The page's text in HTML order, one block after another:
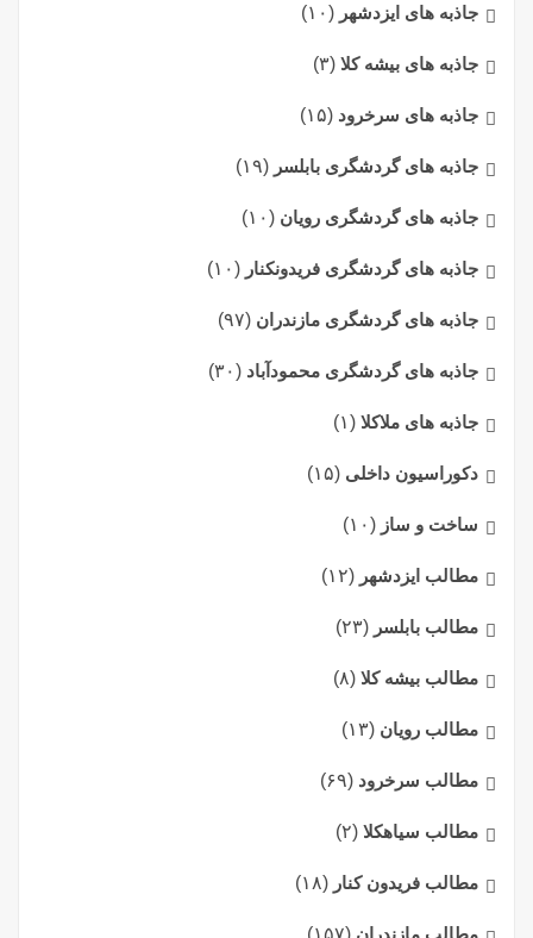
جاذبه های ایزدشهر (۱۰)
جاذبه های بیشه کلا (۳)
جاذبه های سرخرود (۱۵)
جاذبه های گردشگری بابلسر (۱۹)
جاذبه های گردشگری رویان (۱۰)
جاذبه های گردشگری فریدونکنار (۱۰)
جاذبه های گردشگری مازندران (۹۷)
جاذبه های گردشگری محمودآباد (۳۰)
جاذبه های ملاکلا (۱)
دکوراسیون داخلی (۱۵)
ساخت و ساز (۱۰)
مطالب ایزدشهر (۱۲)
مطالب بابلسر (۲۳)
مطالب بیشه کلا (۸)
مطالب رویان (۱۳)
مطالب سرخرود (۶۹)
مطالب سیاهکلا (۲)
مطالب فریدون کنار (۱۸)
مطالب مازندران (۱۵۷)